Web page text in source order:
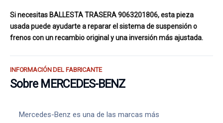
Si necesitas BALLESTA TRASERA 9063201806, esta pieza
usada puede ayudarte a reparar el sistema de suspensión o
frenos con un recambio original y una inversión más ajustada.
INFORMACIÓN DEL FABRICANTE
Sobre MERCEDES-BENZ
Mercedes-Benz es una de las marcas más